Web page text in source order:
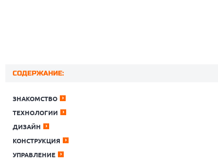
СОДЕРЖАНИЕ:
ЗНАКОМСТВО
ТЕХНОЛОГИИ
ДИЗАЙН
КОНСТРУКЦИЯ
УПРАВЛЕНИЕ